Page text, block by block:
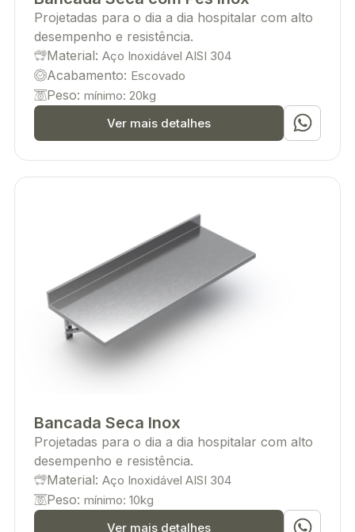
Projetadas para o dia a dia hospitalar com alto
desempenho e resistência.
Material: Aço Inoxidável AISI 304
Acabamento: Escovado
Peso: mínimo: 20kg
Ver mais detalhes
Bancada Seca Inox
Projetadas para o dia a dia hospitalar com alto
desempenho e resistência.
Material: Aço Inoxidável AISI 304
Peso: mínimo: 10kg
Ver mais detalhes